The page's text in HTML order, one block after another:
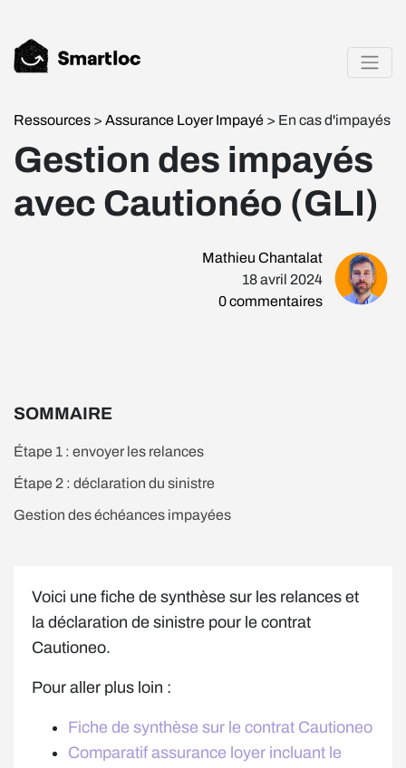
Ressources > Assurance Loyer Impayé > En cas d'impayés
Gestion des impayés
avec Cautionéo (GLI)
Mathieu Chantalat
18 avril 2024
0commentaires
SOMMAIRE
Étape 1 : envoyer les relances
Étape 2 : déclaration du sinistre
Gestion des échéances impayées
Voici une fiche de synthèse sur les relances et
la déclaration de sinistre pour le contrat
Cautioneo.
Pour aller plus loin :
Fiche de synthèse sur le contrat Cautioneo
Comparatif assurance loyer incluant le